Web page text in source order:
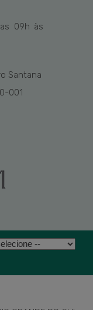
09h às
Santana
001